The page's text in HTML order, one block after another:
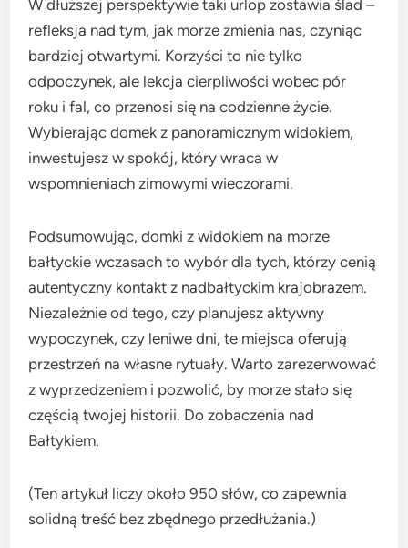
W dłuższej perspektywie taki urlop zostawia ślad –
refleksja nad tym, jak morze zmienia nas, czyniąc
bardziej otwartymi. Korzyści to nie tylko
odpoczynek, ale lekcja cierpliwości wobec pór
roku i fal, co przenosi się na codzienne życie.
Wybierając domek z panoramicznym widokiem,
inwestujesz w spokój, który wraca w
wspomnieniach zimowymi wieczorami.
Podsumowując, domki z widokiem na morze
bałtyckie wczasach to wybór dla tych, którzy cenią
autentyczny kontakt z nadbałtyckim krajobrazem.
Niezależnie od tego, czy planujesz aktywny
wypoczynek, czy leniwe dni, te miejsca oferują
przestrzeń na własne rytuały. Warto zarezerwować
z wyprzedzeniem i pozwolić, by morze stało się
częścią twojej historii. Do zobaczenia nad
Bałtykiem.
(Ten artykuł liczy około 950 słów, co zapewnia
solidną treść bez zbędnego przedłużania.)